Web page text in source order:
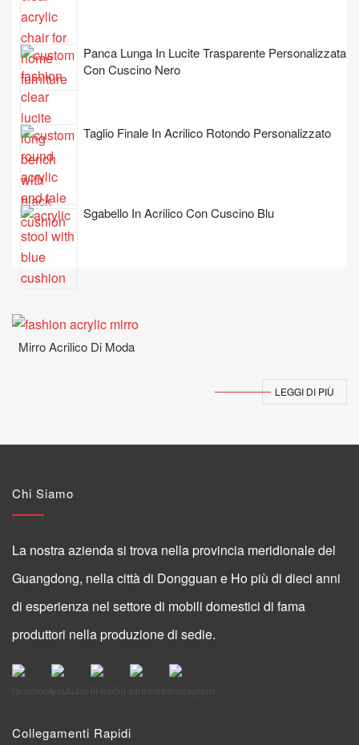
Panca Lunga In Lucite Trasparente Personalizzata
Con Cuscino Nero
Taglio Finale In Acrilico Rotondo Personalizzato
Sgabello In Acrilico Con Cuscino Blu
Mirro Acrilico Di Moda
LEGGI DI PIÙ
Chi Siamo
La nostra azienda si trova nella provincia meridionale del
Guangdong, nella città di Dongguan e Ho più di dieci anni
di esperienza nel settore di mobili domestici di fama
produttori nella produzione di sedie.
Collegamenti Rapidi